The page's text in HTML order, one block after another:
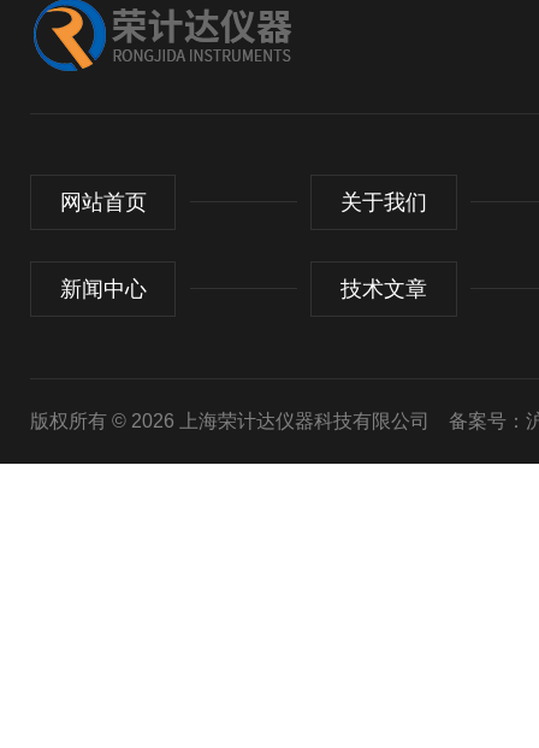
网站首页 关于我们
新闻中心 技术文章
版权所有 © 2026 上海荣计达仪器科技有限公司 备案号：